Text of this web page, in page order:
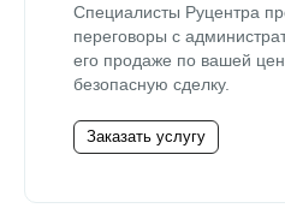
Специалисты Руцентра
переговоры с
его продаже по вашей
безопасную сделку.
Заказать услугу